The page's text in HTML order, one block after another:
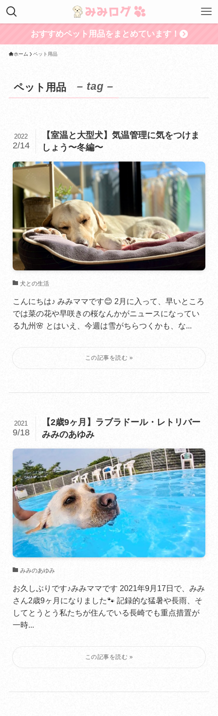
おすすめペット用品をまとめています！
ホーム ペット用品
ペット用品 – tag –
【室温と大型犬】気温管理に気をつけま
しょう〜冬編〜
2022
2/14
犬との生活
こんにちは♪ みみママです😊 2月に入って、早いところ
では菜の花や早咲きの桜なんかがニュースになってい
る九州🌸 とはいえ、今週は雪がちらつくかも、な...
【2歳9ヶ月】ラブラドール・レトリバー
みみのあゆみ
2021
9/18
みみのあゆみ
お久しぶりです♪みみママです 2021年9月17日で、みみ
さん2歳9ヶ月になりました🐾 記録的な猛暑や長雨、そ
してとうとう私たちが住んでいる長崎でも重点措置が
一時...